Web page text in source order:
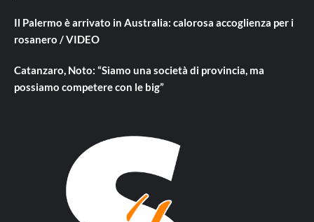
Il Palermo è arrivato in Australia: calorosa accoglienza per i
rosanero / VIDEO
Catanzaro, Noto: “Siamo una società di provincia, ma
possiamo competere con le big”